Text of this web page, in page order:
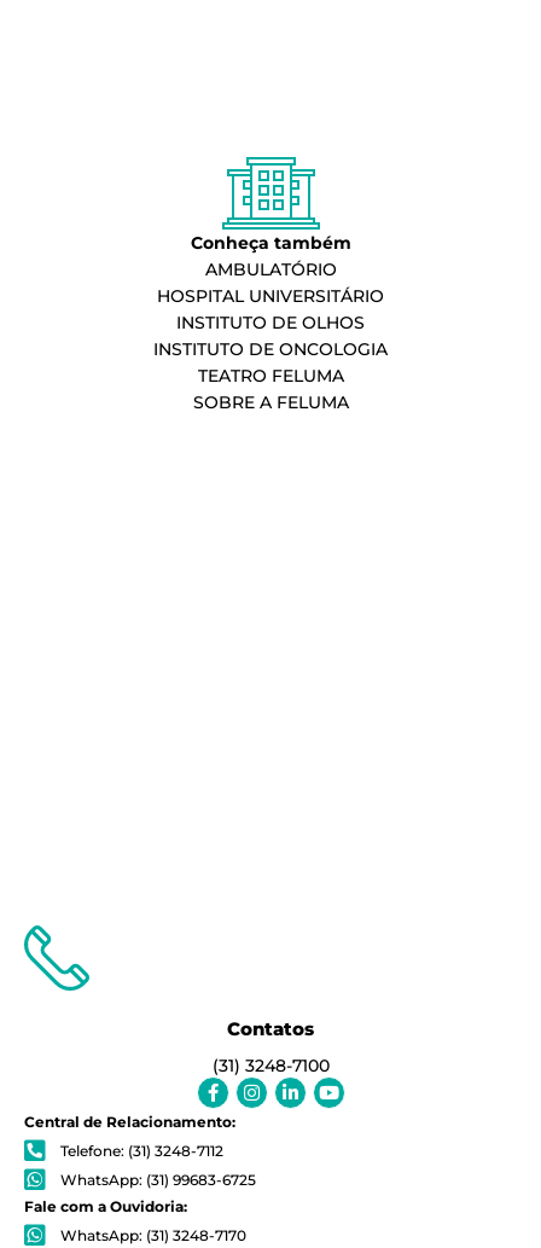
Conheça também
AMBULATÓRIO
HOSPITAL UNIVERSITÁRIO
INSTITUTO DE OLHOS
INSTITUTO DE ONCOLOGIA
TEATRO FELUMA
SOBRE A FELUMA
Contatos
(31) 3248-7100
Facebook-
f
Instagram
Linkedin-
in
Youtube
Central de Relacionamento:
Telefone: (31) 3248-7112
WhatsApp: (31) 99683-6725
Fale com a Ouvidoria:
WhatsApp: (31) 3248-7170